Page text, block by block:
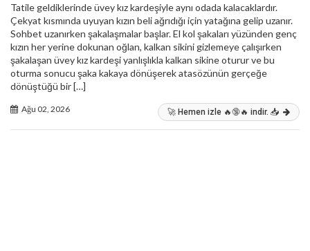
Tatile geldiklerinde üvey kız kardeşiyle aynı odada kalacaklardır.
Çekyat kısmında uyuyan kızın beli ağrıdığı için yatağına gelip uzanır.
Sohbet uzanırken şakalaşmalar başlar. El kol şakaları yüzünden genç
kızın her yerine dokunan oğlan, kalkan sikini gizlemeye çalışırken
şakalaşan üvey kız kardeşi yanlışlıkla kalkan sikine oturur ve bu
oturma sonucu şaka kakaya dönüşerek atasözünün gerçeğe
dönüştüğü bir […]
Ağu 02, 2026 🚀 Hemen izle 🔥🔞🔥 indir. 📥